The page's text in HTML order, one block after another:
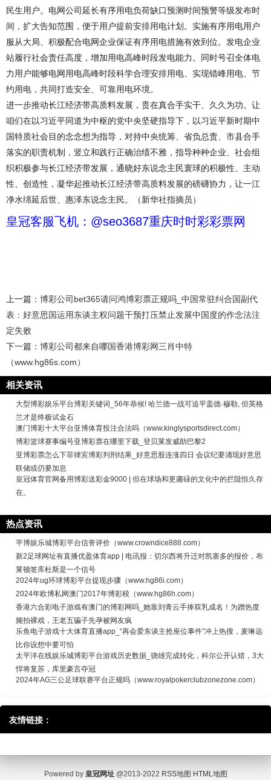
民生用户。电网公司延长有序用电负荷缺口预测时间预警等级发布时
间，扩大告知范围，便于用户提前安排用电计划。实施有序用电用户
服从大局、积极配合电网企业保证有序用电措施有效到位。发电企业
站履行社会责任高度，增加用电高峰时段发电能力。同时号召全体电
力用户能够电网用电高峰时段科学合理安排用电、实现错峰用电、节
约用电，共同打造安全、可靠用电环境。
进一步推动长江经济带高质料发展，贵在真合手实干、久久为功。让
咱们在以习近平同道为中枢的党中央坚硬指导下，以习近平新时期中
国特质社会目的念念想为指导，对持中央统筹、省负总责、市县合手
落实的职责机制，竖立和践行正确治绩不雅，指导种种企业、社会组
织积极参与长江经济带发展，通晓好东说念主民寰球的积极性、主动
性、创造性，凝华起推动长江经济带高质料发展的磅礴协力，让一江
净水绵延后世、惠泽东说念主民。（新华社指摘员）
皇冠客服飞机：@seo3687重庆时时彩彩票网
上一篇： 博彩公司bet365请问鸿博彩票正规吗_中国常驻纠合国副代
表：好意思国运用东谈主权问题干预打压禁止发展中国度的作念法注
定失败
下一篇： 博彩公司都来自哪国香港博彩网三肖中特
（www.hg86s.com）
相关资讯
大型博彩娱乐平台博彩关键词_56年恭候! 哈兰德一战可追平盖德·穆勒, 但英格
兰才是终极试金石
澳门博彩十大平台亚博体育投注合法吗（www.kinglysportsdirect.com）
博彩篮球赛事编号亚博彩票在哪里下载_登贝莱发威助巴黎2
亚博彩票怎么下菲律宾博彩判刑结果_好意思股连涨四日 会议纪要涌现好意思
联储或仍要加息
皇冠体育官网备用博彩送彩金9000 | 但在球场和更庸碌的文化中的拦阻恒久存
在。
热点资讯
平博娱乐城博彩平台信誉评价（www.crowndice888.com）
新2足球网址有直播优盈体育app | 电讯报：切尔西将升迁对凯塞多的报价，布
莱顿签库杜斯是一个信号
2024年ug环球博彩平台提现步骤（www.hg86i.com）
2024年欧博私网澳门2017年博彩税（www.hg86h.com）
香港六合彩电子游戏有澳门的博彩网吗_她靠刘青云手捧双乳成名！为蹭热度
频拍裸戏，王老五骗子先孕被网友疯
乐鱼电子游戏十大体育直播app_“再会爱东谈主抢座位事件”冲上热搜，麦琳远
比你设想中要可怕
太平洋在线娱乐城博彩平台游戏历史数据_骁雄完成转化，科尔公开认错，3大
悍将复苏，库里豪言夺冠
2024年AG三公足球联赛平台正规吗（www.royalpokerclubzonezone.com）
友情链接：
Powered by 皇冠网址@2013-2022 RSS地图 HTML地图